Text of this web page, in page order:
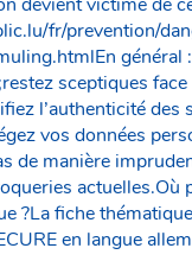
fr/prevention/
général
sceptiques
l’authenticité des
vos données
de manière
actuelles.Où
?La fiche
en langue